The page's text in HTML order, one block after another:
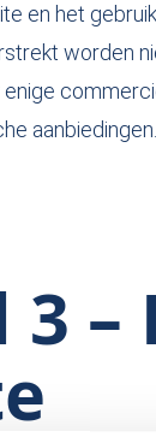
en het
worden
aanbiedingen.
–